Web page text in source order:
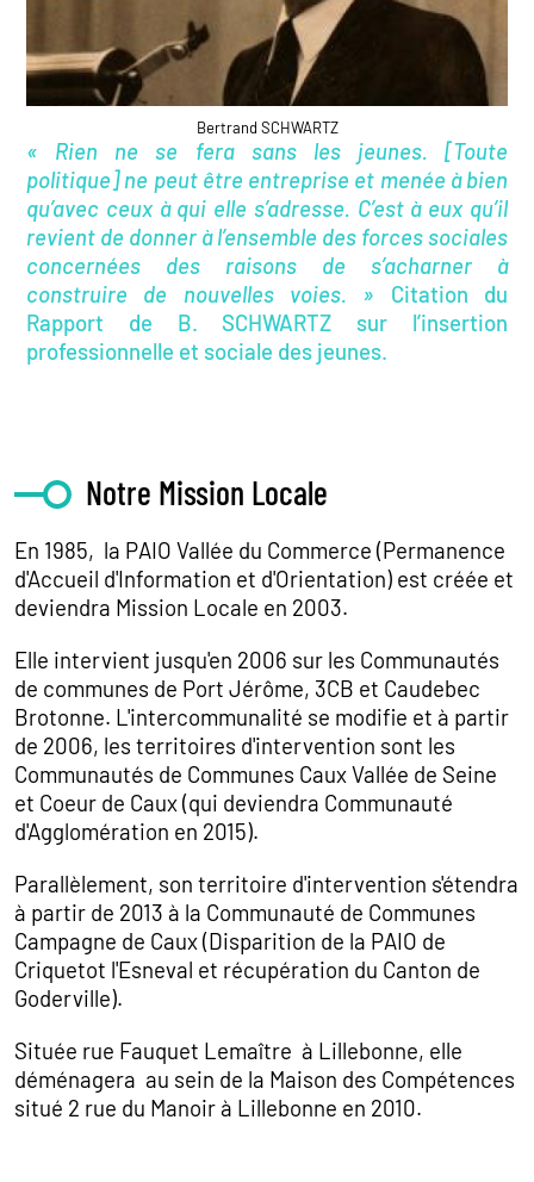
Bertrand SCHWARTZ
« Rien ne se fera sans les jeunes. [Toute
politique] ne peut être entreprise et menée à bien
qu’avec ceux à qui elle s’adresse. C’est à eux qu’il
revient de donner à l’ensemble des forces sociales
concernées des raisons de s’acharner à
construire de nouvelles voies. » Citation du
Rapport de B. SCHWARTZ sur l’insertion
professionnelle et sociale des jeunes.
Notre Mission Locale
En 1985, la PAIO Vallée du Commerce (Permanence
d'Accueil d'Information et d'Orientation) est créée et
deviendra Mission Locale en 2003.
Elle intervient jusqu'en 2006 sur les Communautés
de communes de Port Jérôme, 3CB et Caudebec
Brotonne. L'intercommunalité se modifie et à partir
de 2006, les territoires d'intervention sont les
Communautés de Communes Caux Vallée de Seine
et Coeur de Caux (qui deviendra Communauté
d'Agglomération en 2015).
Parallèlement, son territoire d'intervention s'étendra
à partir de 2013 à la Communauté de Communes
Campagne de Caux (Disparition de la PAIO de
Criquetot l'Esneval et récupération du Canton de
Goderville).
Située rue Fauquet Lemaître à Lillebonne, elle
déménagera au sein de la Maison des Compétences
situé 2 rue du Manoir à Lillebonne en 2010.